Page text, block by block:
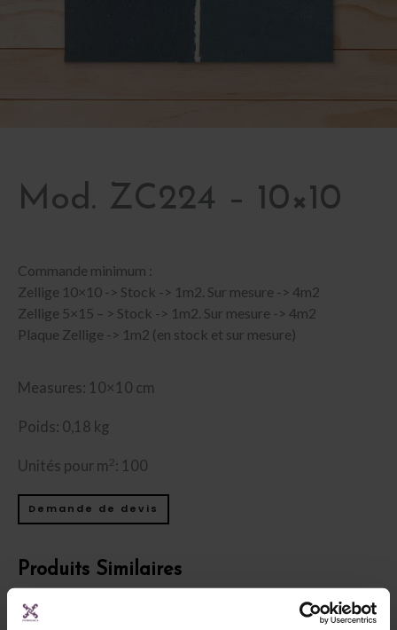
Mod. ZC224 – 10×10
Commande minimum :
Zellige 10×10 -> Stock -> 1m2. Sur mesure -> 4m2
Zellige 5×15 – > Stock -> 1m2. Sur mesure -> 4m2
Plaque Zellige -> 1m2 (en stock et sur mesure)
Measures: 10×10 cm
Poids: 0,18 kg
Unités pour m 2: 100
Demande de devis
Produits Similaires